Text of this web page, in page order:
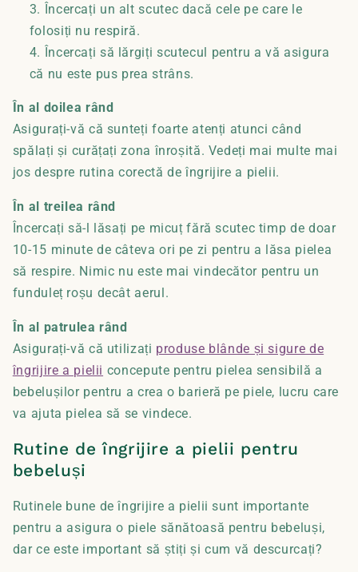
Încercați un alt scutec dacă cele pe care le
folosiți nu respiră.
Încercați să lărgiți scutecul pentru a vă asigura
că nu este pus prea strâns.
În al doilea rând
Asigurați-vă că sunteți foarte atenți atunci când
spălați și curățați zona înroșită. Vedeți mai multe mai
jos despre rutina corectă de îngrijire a pielii.
În al treilea rând
Încercați să-l lăsați pe micuț fără scutec timp de doar
10-15 minute de câteva ori pe zi pentru a lăsa pielea
să respire. Nimic nu este mai vindecător pentru un
funduleț roșu decât aerul.
În al patrulea rând
Asigurați-vă că utilizați produse blânde și sigure de
îngrijire a pielii concepute pentru pielea sensibilă a
bebelușilor pentru a crea o barieră pe piele, lucru care
va ajuta pielea să se vindece.
Rutine de îngrijire a pielii pentru
bebeluși
Rutinele bune de îngrijire a pielii sunt importante
pentru a asigura o piele sănătoasă pentru bebeluși,
dar ce este important să știți și cum vă descurcați?